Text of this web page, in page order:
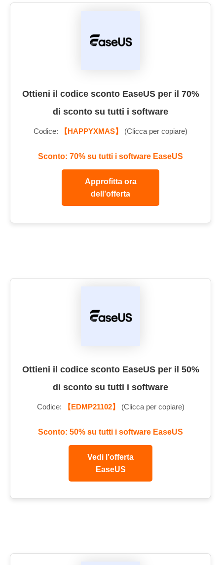
Ottieni il codice sconto EaseUS per il 70%
di sconto su tutti i software
Codice: 【HAPPYXMAS】 (Clicca per copiare)
Sconto: 70% su tutti i software EaseUS
Approfitta ora
dell’offerta
Ottieni il codice sconto EaseUS per il 50%
di sconto su tutti i software
Codice: 【EDMP21102】 (Clicca per copiare)
Sconto: 50% su tutti i software EaseUS
Vedi l’offerta
EaseUS